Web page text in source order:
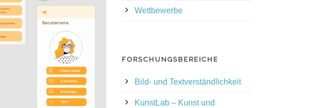
Wettbewerbe
FORSCHUNGSBEREICHE
Bild- und Textverständlichkeit
KunstLab – Kunst und